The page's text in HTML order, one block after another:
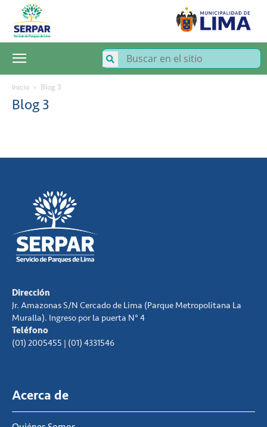
SERPAR
Servicio
de
Parques
Inicio Blog 3
Blog 3
Dirección
Jr. Amazonas S/N Cercado de Lima (Parque Metropolitana La
Muralla). Ingreso por la puerta N° 4
Teléfono
(01) 2005455 | (01) 4331546
Acerca de